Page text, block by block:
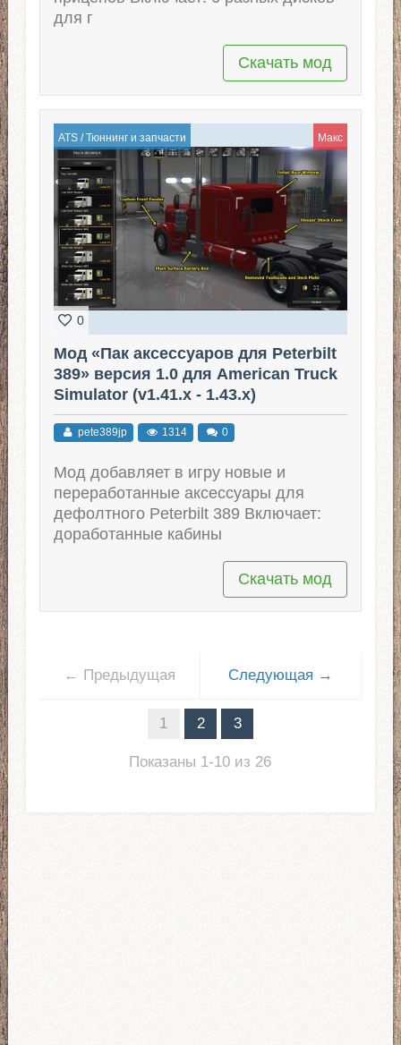
для г
Скачать мод
ATS/Тюннинг и запчасти Макс
0
Мод «Пак аксессуаров для Peterbilt
389» версия 1.0 для American Truck
Simulator (v1.41.x - 1.43.x)
pete389jp 1314 0
Мод добавляет в игру новые и
переработанные аксессуары для
дефолтного Peterbilt 389 Включает:
доработанные кабины
Скачать мод
← Предыдущая Следующая →
1 2 3
Показаны 1-10 из 26